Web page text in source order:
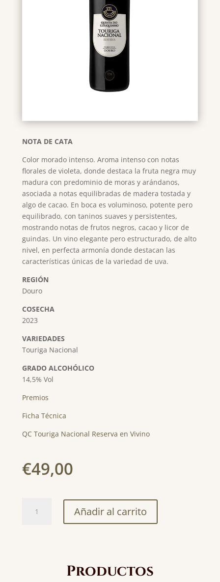
NOTA DE CATA
Color morado intenso. Aroma intenso con notas
florales de violeta, donde destaca la fruta negra muy
madura con predominio de moras y arándanos,
asociada a notas equilibradas de madera tostada y
algo de cacao. En boca es voluminoso, potente pero
equilibrado, con taninos suaves y persistentes,
mostrando notas de frutos negros, cacao y licor de
guindas. Un vino elegante pero estructurado, de alto
nivel, en perfecta armonía donde destacan las
características únicas de la variedad de uva.
REGIÓN
Douro
COSECHA
2023
VARIEDADES
Touriga Nacional
GRADO ALCOHÓLICO
14,5% Vol
Premios
Ficha Técnica
QC Touriga Nacional Reserva en Vivino
€49,00
Touriga
Añadir al carrito
Productos